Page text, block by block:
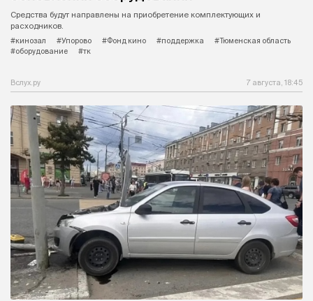
Средства будут направлены на приобретение комплектующих и
расходников.
#кинозал
#Упорово #Фонд кино #поддержка
#Тюменская область
#оборудование
#тк
Вслух.ру 7 августа, 18:45